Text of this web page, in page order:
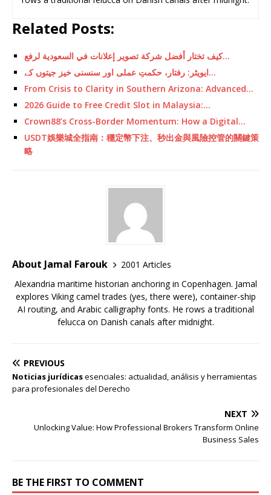
Related Posts:
كيف تختار أفضل شركة تصوير إعلانات في السعودية لرفع…
ایویٹر: رفتار، حکمتِ عملی اور سنسنی خیز جیتوں کے…
From Crisis to Clarity in Southern Arizona: Advanced…
2026 Guide to Free Credit Slot in Malaysia:…
Crown88’s Cross-Border Momentum: How a Digital…
USDT娛樂城全指南：穩定幣下注、秒出金與風險控管的關鍵策
略
About Jamal Farouk
2001 Articles
Alexandria maritime historian anchoring in Copenhagen. Jamal
explores Viking camel trades (yes, there were), container-ship
AI routing, and Arabic calligraphy fonts. He rows a traditional
felucca on Danish canals after midnight.
PREVIOUS
Noticias jurídicasesenciales: actualidad, análisis y herramientas
para profesionales del Derecho
NEXT
Unlocking Value: How Professional Brokers Transform Online
Business Sales
BE THE FIRST TO COMMENT